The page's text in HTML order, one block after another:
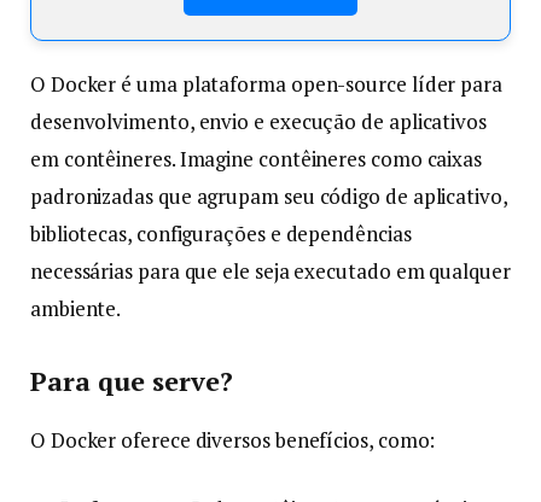
O Docker é uma plataforma open-source líder para
desenvolvimento, envio e execução de aplicativos
em contêineres. Imagine contêineres como caixas
padronizadas que agrupam seu código de aplicativo,
bibliotecas, configurações e dependências
necessárias para que ele seja executado em qualquer
ambiente.
Para que serve?
O Docker oferece diversos benefícios, como: